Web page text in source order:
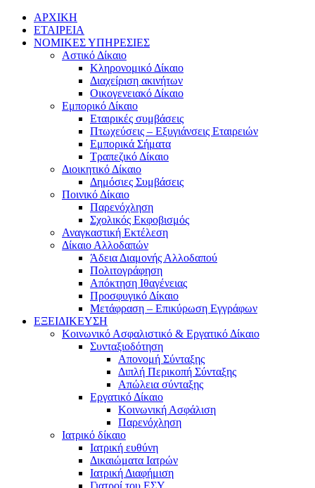
ΑΡΧΙΚΗ
ΕΤΑΙΡΕΙΑ
ΝΟΜΙΚΕΣ ΥΠΗΡΕΣΙΕΣ
Αστικό Δίκαιο
Κληρονομικό Δίκαιο
Διαχείριση ακινήτων
Οικογενειακό Δίκαιο
Εμπορικό Δίκαιο
Εταιρικές συμβάσεις
Πτωχεύσεις – Εξυγιάνσεις Εταιρειών
Εμπορικά Σήματα
Τραπεζικό Δίκαιο
Διοικητικό Δίκαιο
Δημόσιες Συμβάσεις
Ποινικό Δίκαιο
Παρενόχληση
Σχολικός Εκφοβισμός
Αναγκαστική Εκτέλεση
Δίκαιο Αλλοδαπών
Άδεια Διαμονής Αλλοδαπού
Πολιτογράφηση
Απόκτηση Ιθαγένειας
Προσφυγικό Δίκαιο
Μετάφραση – Επικύρωση Εγγράφων
ΕΞΕΙΔΙΚΕΥΣΗ
Κοινωνικό Ασφαλιστικό & Εργατικό Δίκαιο
Συνταξιοδότηση
Απονομή Σύνταξης
Διπλή Περικοπή Σύνταξης
Απώλεια σύνταξης
Εργατικό Δίκαιο
Κοινωνική Ασφάλιση
Παρενόχληση
Ιατρικό δίκαιο
Ιατρική ευθύνη
Δικαιώματα Ιατρών
Ιατρική Διαφήμιση
Γιατροί του ΕΣΥ